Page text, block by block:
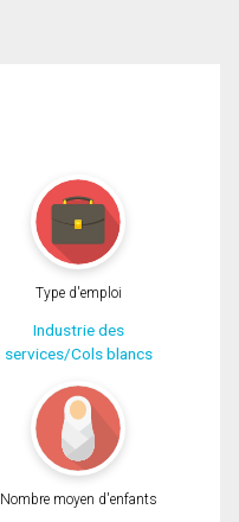
Type d'emploi
Industrie des
services/Cols blancs
Nombre moyen d'enfants